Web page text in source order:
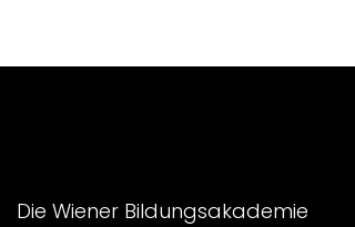
Die Wiener Bildungsakademie